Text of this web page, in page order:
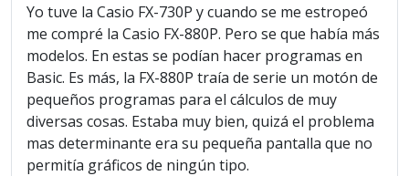
Yo tuve la Casio FX-730P y cuando se me estropeó
me compré la Casio FX-880P. Pero se que había más
modelos. En estas se podían hacer programas en
Basic. Es más, la FX-880P traía de serie un motón de
pequeños programas para el cálculos de muy
diversas cosas. Estaba muy bien, quizá el problema
mas determinante era su pequeña pantalla que no
permitía gráficos de ningún tipo.